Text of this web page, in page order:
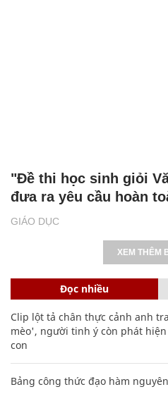
GIÁO DỤC
"Đề thi học sinh giỏi
đưa ra yêu cầu hoàn
XEM THÊM
Đọc nhiều
Clip lột tả chân thực cảnh anh
mèo', người tinh ý còn phát
con
Bảng công thức đạo hàm